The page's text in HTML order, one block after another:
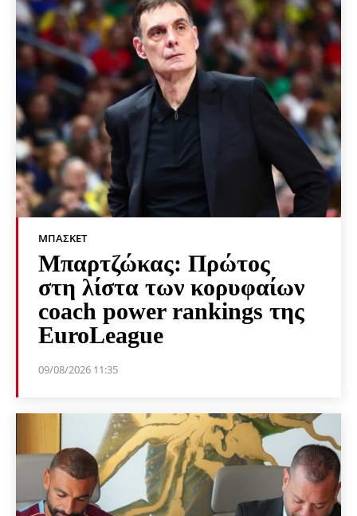
ΜΠΆΣΚΕΤ
Μπαρτζώκας: Πρώτος
στη λίστα των κορυφαίων
coach power rankings της
EuroLeague
09/08/2026 11:35